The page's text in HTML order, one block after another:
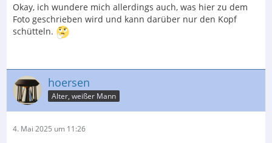
Okay, ich wundere mich allerdings auch, was hier zu dem
Foto geschrieben wird und kann darüber nur den Kopf
schütteln.
hoersen
Alter, weißer Mann
4. Mai 2025 um 11:26